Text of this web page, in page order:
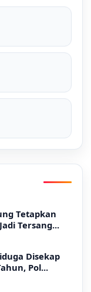
Tetapkan
Tersang...
Disekap
Pol...